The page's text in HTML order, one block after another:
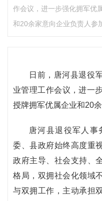
作会议，进一步强化拥军优
和20余家意向企业负责人参
日前，唐河县退役
业管理工作会议，进一
授牌拥军优属企业和20
唐河县退役军人事
委、县政府始终高度重
政府主导、社会支持、
格局，双拥社会化领域
与双拥工作，主动承担